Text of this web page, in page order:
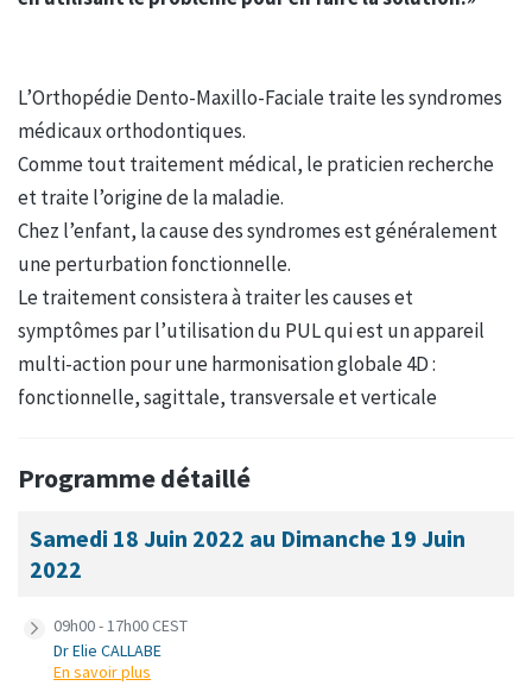
L’Orthopédie Dento-Maxillo-Faciale traite les syndromes
médicaux orthodontiques.
Comme tout traitement médical, le praticien recherche
et traite l’origine de la maladie.
Chez l’enfant, la cause des syndromes est généralement
une perturbation fonctionnelle.
Le traitement consistera à traiter les causes et
symptômes par l’utilisation du PUL qui est un appareil
multi-action pour une harmonisation globale 4D :
fonctionnelle, sagittale, transversale et verticale
Programme détaillé
Samedi 18 Juin 2022 au Dimanche 19 Juin
2022
09h00 - 17h00 CEST
Dr Elie CALLABE
En savoir plus